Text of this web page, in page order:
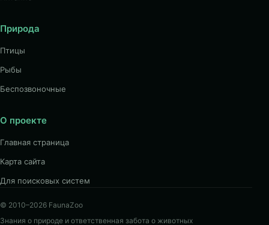
Природа
Птицы
Рыбы
Беспозвоночные
О проекте
Главная страница
Карта сайта
Для поисковых систем
© 2010–2026 FaunaZoo
Знания о природе и ответственная забота о животных